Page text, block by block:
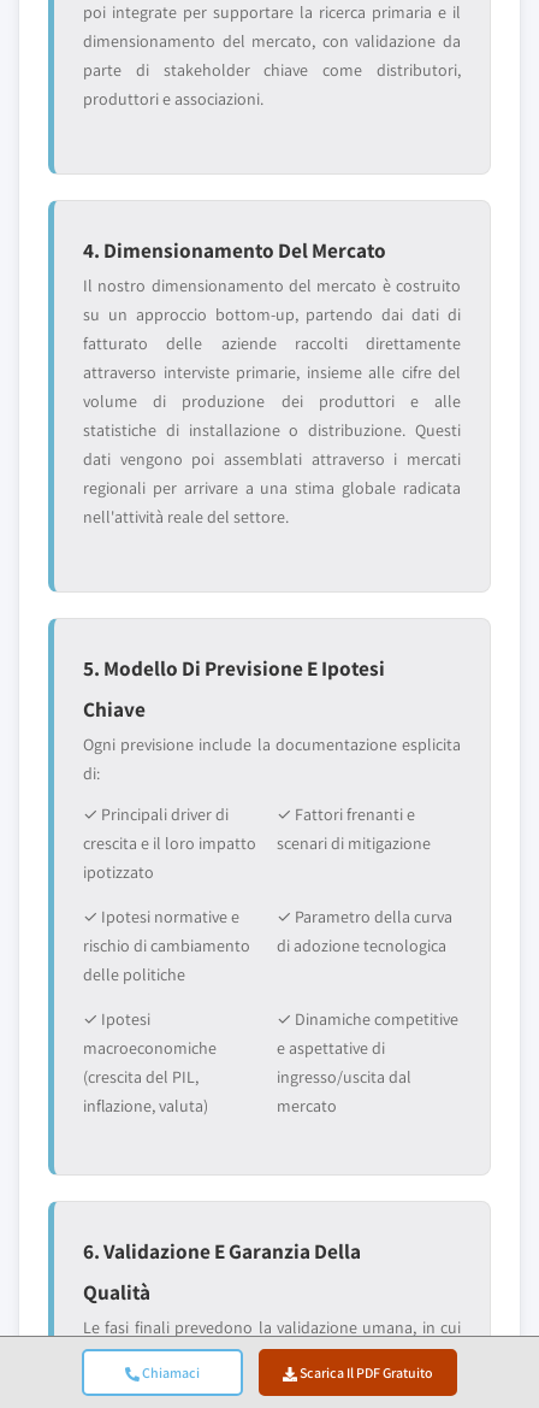
Chiamaci Scarica Il PDF Gratuito
poi integrate per supportare la ricerca primaria e il
dimensionamento del mercato, con validazione da
parte di stakeholder chiave come distributori,
produttori e associazioni.
4. Dimensionamento Del Mercato
Il nostro dimensionamento del mercato è costruito
su un approccio bottom-up, partendo dai dati di
fatturato delle aziende raccolti direttamente
attraverso interviste primarie, insieme alle cifre del
volume di produzione dei produttori e alle
statistiche di installazione o distribuzione. Questi
dati vengono poi assemblati attraverso i mercati
regionali per arrivare a una stima globale radicata
nell'attività reale del settore.
5. Modello Di Previsione E Ipotesi
Chiave
Ogni previsione include la documentazione esplicita
di:
✓ Principali driver di
crescita e il loro impatto
ipotizzato
✓ Fattori frenanti e
scenari di mitigazione
✓ Ipotesi normative e
rischio di cambiamento
delle politiche
✓ Parametro della curva
di adozione tecnologica
✓ Ipotesi
macroeconomiche
(crescita del PIL,
inflazione, valuta)
✓ Dinamiche competitive
e aspettative di
ingresso/uscita dal
mercato
6. Validazione E Garanzia Della
Qualità
Le fasi finali prevedono la validazione umana, in cui
esperti del dominio revisionano manualmente i dati
filtrati per identificare sfumature ed errori